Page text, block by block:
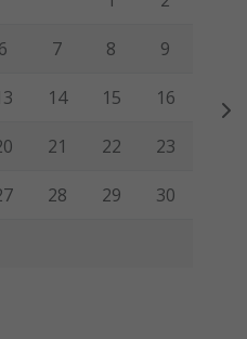
6 7 8 9
14 15 16
21 22 23
28 29 30